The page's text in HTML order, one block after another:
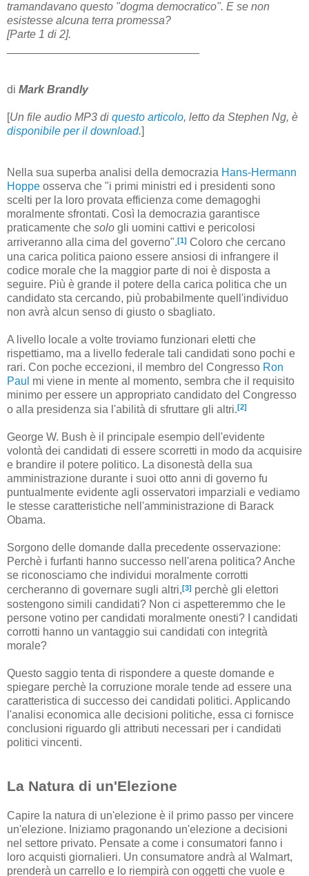
tramandavano questo "dogma democratico". E se non
esistesse alcuna terra promessa?
[Parte 1 di 2].
di Mark Brandly
[Un file audio MP3 di questo articolo, letto da Stephen Ng, è
disponibile per il download.]
Nella sua superba analisi della democrazia Hans-Hermann
Hoppe osserva che "i primi ministri ed i presidenti sono
scelti per la loro provata efficienza come demagoghi
moralmente sfrontati. Così la democrazia garantisce
praticamente che solo gli uomini cattivi e pericolosi
arriveranno alla cima del governo".[1] Coloro che cercano
una carica politica paiono essere ansiosi di infrangere il
codice morale che la maggior parte di noi è disposta a
seguire. Più è grande il potere della carica politica che un
candidato sta cercando, più probabilmente quell'individuo
non avrà alcun senso di giusto o sbagliato.
A livello locale a volte troviamo funzionari eletti che
rispettiamo, ma a livello federale tali candidati sono pochi e
rari. Con poche eccezioni, il membro del Congresso Ron
Paul mi viene in mente al momento, sembra che il requisito
minimo per essere un appropriato candidato del Congresso
o alla presidenza sia l'abilità di sfruttare gli altri.[2]
George W. Bush è il principale esempio dell'evidente
volontà dei candidati di essere scorretti in modo da acquisire
e brandire il potere politico. La disonestà della sua
amministrazione durante i suoi otto anni di governo fu
puntualmente evidente agli osservatori imparziali e vediamo
le stesse caratteristiche nell'amministrazione di Barack
Obama.
Sorgono delle domande dalla precedente osservazione:
Perchè i furfanti hanno successo nell'arena politica? Anche
se riconosciamo che individui moralmente corrotti
cercheranno di governare sugli altri,[3] perchè gli elettori
sostengono simili candidati? Non ci aspetteremmo che le
persone votino per candidati moralmente onesti? I candidati
corrotti hanno un vantaggio sui candidati con integrità
morale?
Questo saggio tenta di rispondere a queste domande e
spiegare perchè la corruzione morale tende ad essere una
caratteristica di successo dei candidati politici. Applicando
l'analisi economica alle decisioni politiche, essa ci fornisce
conclusioni riguardo gli attributi necessari per i candidati
politici vincenti.
La Natura di un'Elezione
Capire la natura di un'elezione è il primo passo per vincere
un'elezione. Iniziamo pragonando un'elezione a decisioni
nel settore privato. Pensate a come i consumatori fanno i
loro acquisti giornalieri. Un consumatore andrà al Walmart,
prenderà un carrello e lo riempirà con oggetti che vuole e